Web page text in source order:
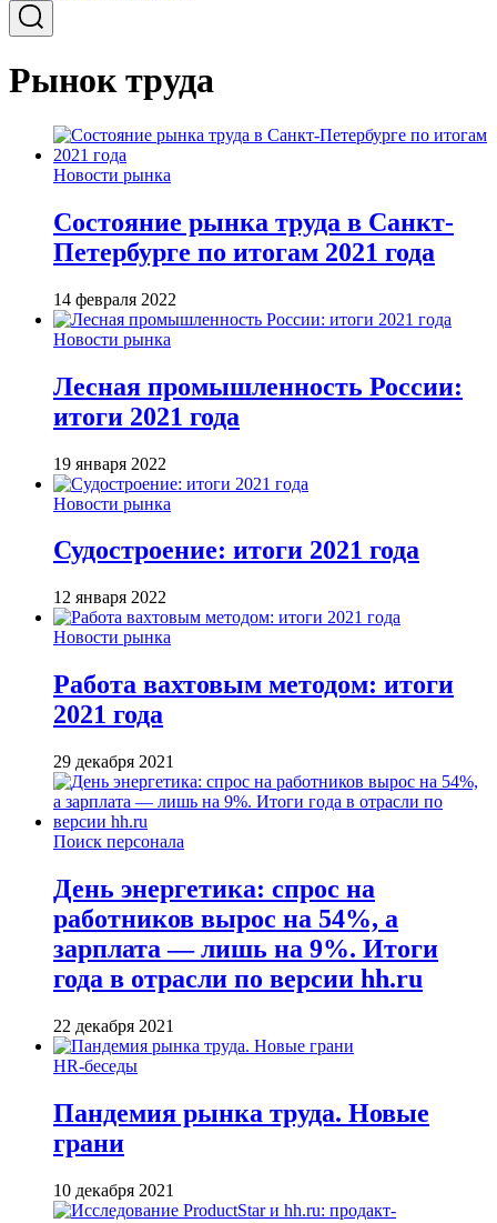
Рынок труда
Новости рынка
Состояние рынка труда в Санкт-
Петербурге по итогам 2021 года
14 февраля 2022
Новости рынка
Лесная промышленность России:
итоги 2021 года
19 января 2022
Новости рынка
Судостроение: итоги 2021 года
12 января 2022
Новости рынка
Работа вахтовым методом: итоги
2021 года
29 декабря 2021
Поиск персонала
День энергетика: спрос на
работников вырос на 54%, а
зарплата — лишь на 9%. Итоги
года в отрасли по версии hh.ru
22 декабря 2021
HR-беседы
Пандемия рынка труда. Новые
грани
10 декабря 2021